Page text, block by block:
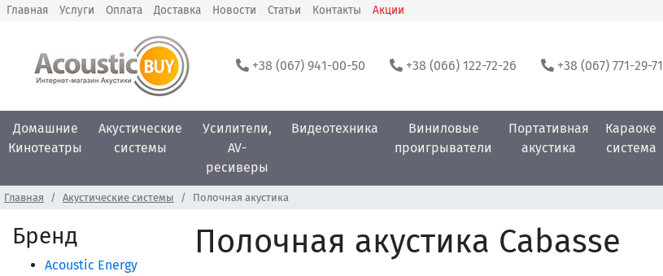
Главная Услуги Оплата Доставка Новости Статьи Контакты Акции
+38 (067) 941-00-50 +38 (066) 122-72-26 +38 (067) 771-29-71
Домашние
Кинотеатры
Акустические
системы
Усилители,
AV-
ресиверы
Видеотехника
Виниловые
проигрыватели
Портативная
акустика
Караоке
система
Главная Акустические системы Полочная акустика
Бренд
Acoustic Energy
Полочная акустика Cabasse